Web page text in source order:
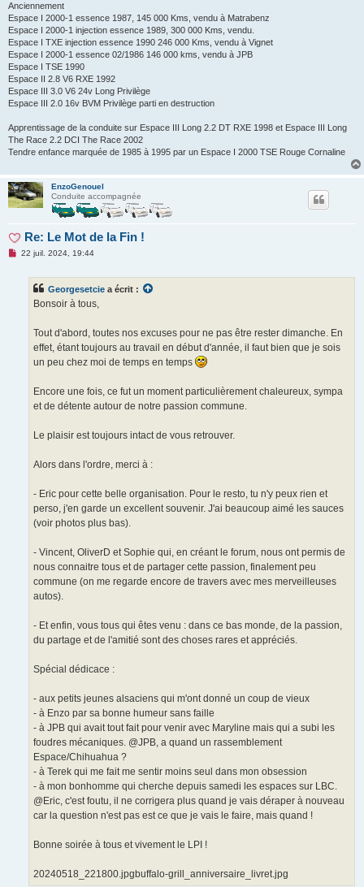
Anciennement
Espace I 2000-1 essence 1987, 145 000 Kms, vendu à Matrabenz
Espace I 2000-1 injection essence 1989, 300 000 Kms, vendu.
Espace I TXE injection essence 1990 246 000 Kms, vendu à Vignet
Espace I 2000-1 essence 02/1986 146 000 kms, vendu à JPB
Espace I TSE 1990
Espace II 2.8 V6 RXE 1992
Espace III 3.0 V6 24v Long Privilège
Espace III 2.0 16v BVM Privilège parti en destruction
Apprentissage de la conduite sur Espace III Long 2.2 DT RXE 1998 et Espace III Long
The Race 2.2 DCI The Race 2002
Tendre enfance marquée de 1985 à 1995 par un Espace I 2000 TSE Rouge Cornaline
EnzoGenouel
Conduite accompagnée
Re: Le Mot de la Fin !
M22 juil. 2024, 19:44
Georgesetcie a écrit :
Bonsoir à tous,
Tout d'abord, toutes nos excuses pour ne pas être rester dimanche. En
effet, étant toujours au travail en début d'année, il faut bien que je sois
un peu chez moi de temps en temps
Encore une fois, ce fut un moment particulièrement chaleureux, sympa
et de détente autour de notre passion commune.
Le plaisir est toujours intact de vous retrouver.
Alors dans l'ordre, merci à :
- Eric pour cette belle organisation. Pour le resto, tu n'y peux rien et
perso, j'en garde un excellent souvenir. J'ai beaucoup aimé les sauces
(voir photos plus bas).
- Vincent, OliverD et Sophie qui, en créant le forum, nous ont permis de
nous connaitre tous et de partager cette passion, finalement peu
commune (on me regarde encore de travers avec mes merveilleuses
autos).
- Et enfin, vous tous qui êtes venu : dans ce bas monde, de la passion,
du partage et de l'amitié sont des choses rares et appréciés.
Spécial dédicace :
- aux petits jeunes alsaciens qui m'ont donné un coup de vieux
- à Enzo par sa bonne humeur sans faille
- à JPB qui avait tout fait pour venir avec Maryline mais qui a subi les
foudres mécaniques. @JPB, a quand un rassemblement
Espace/Chihuahua ?
- à Terek qui me fait me sentir moins seul dans mon obsession
- à mon bonhomme qui cherche depuis samedi les espaces sur LBC.
@Eric, c'est foutu, il ne corrigera plus quand je vais déraper à nouveau
car la question n'est pas est ce que je vais le faire, mais quand !
Bonne soirée à tous et vivement le LPI !
20240518_221800.jpgbuffalo-grill_anniversaire_livret.jpg